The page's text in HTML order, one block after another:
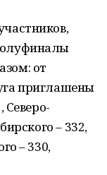
от
приглашены
Северо-
– 332,
– 330,